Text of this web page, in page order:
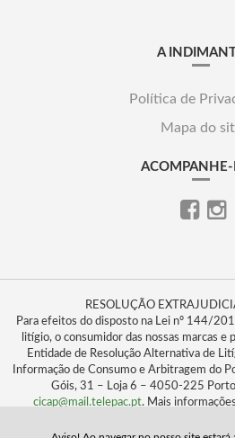
A
Política de
Mapa do
ACOMPANHE-
RESOLUÇÃO
Para efeitos do disposto na Lei nº 144/
litígio, o consumidor das nossas marcas
Entidade de Resolução Alternativa de
Informação de Consumo e Arbitragem do
Góis, 31 – Loja 6 – 4050-225
cicap@mail.telepac.pt. Mais